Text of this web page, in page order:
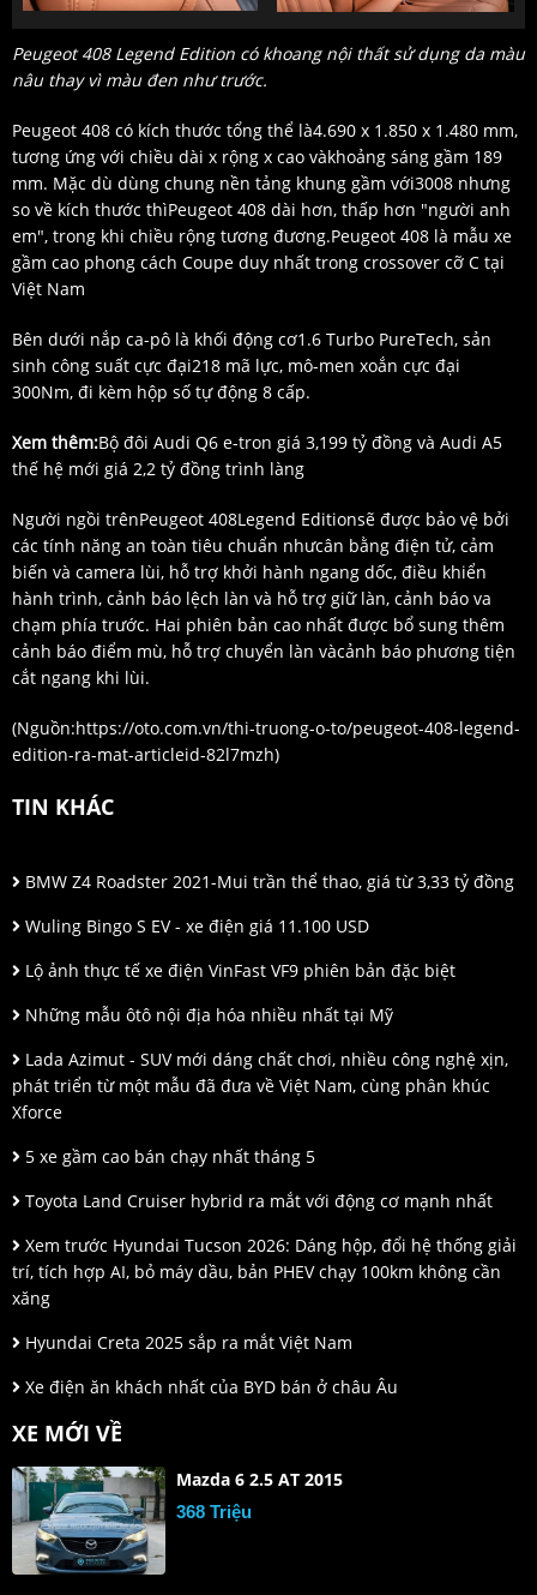
Peugeot 408 Legend Edition có khoang nội thất sử dụng da màu
nâu thay vì màu đen như trước.
Peugeot 408 có kích thước tổng thể là4.690 x 1.850 x 1.480 mm,
tương ứng với chiều dài x rộng x cao vàkhoảng sáng gầm 189
mm. Mặc dù dùng chung nền tảng khung gầm với3008 nhưng
so về kích thước thìPeugeot 408 dài hơn, thấp hơn "người anh
em", trong khi chiều rộng tương đương.Peugeot 408 là mẫu xe
gầm cao phong cách Coupe duy nhất trong crossover cỡ C tại
Việt Nam
Bên dưới nắp ca-pô là khối động cơ1.6 Turbo PureTech, sản
sinh công suất cực đại218 mã lực, mô-men xoắn cực đại
300Nm, đi kèm hộp số tự động 8 cấp.
Xem thêm:Bộ đôi Audi Q6 e-tron giá 3,199 tỷ đồng và Audi A5
thế hệ mới giá 2,2 tỷ đồng trình làng
Người ngồi trênPeugeot 408Legend Editionsẽ được bảo vệ bởi
các tính năng an toàn tiêu chuẩn nhưcân bằng điện tử, cảm
biến và camera lùi, hỗ trợ khởi hành ngang dốc, điều khiển
hành trình, cảnh báo lệch làn và hỗ trợ giữ làn, cảnh báo va
chạm phía trước. Hai phiên bản cao nhất được bổ sung thêm
cảnh báo điểm mù, hỗ trợ chuyển làn vàcảnh báo phương tiện
cắt ngang khi lùi.
(Nguồn:https://oto.com.vn/thi-truong-o-to/peugeot-408-legend-
edition-ra-mat-articleid-82l7mzh)
TIN KHÁC
BMW Z4 Roadster 2021-Mui trần thể thao, giá từ 3,33 tỷ đồng
Wuling Bingo S EV - xe điện giá 11.100 USD
Lộ ảnh thực tế xe điện VinFast VF9 phiên bản đặc biệt
Những mẫu ôtô nội địa hóa nhiều nhất tại Mỹ
Lada Azimut - SUV mới dáng chất chơi, nhiều công nghệ xịn,
phát triển từ một mẫu đã đưa về Việt Nam, cùng phân khúc
Xforce
5 xe gầm cao bán chạy nhất tháng 5
Toyota Land Cruiser hybrid ra mắt với động cơ mạnh nhất
Xem trước Hyundai Tucson 2026: Dáng hộp, đổi hệ thống giải
trí, tích hợp AI, bỏ máy dầu, bản PHEV chạy 100km không cần
xăng
Hyundai Creta 2025 sắp ra mắt Việt Nam
Xe điện ăn khách nhất của BYD bán ở châu Âu
XE MỚI VỀ
Mazda 6 2.5 AT 2015
368 Triệu